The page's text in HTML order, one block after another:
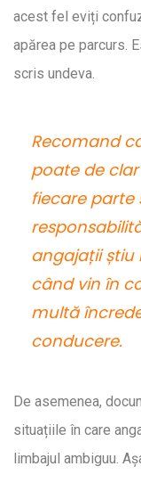
acest fel eviți
apărea pe parcurs.
scris undeva.
Recomand
poate de
fiecare parte
angajații știu
când vin în
multă
conducere.
De asemenea,
situațiile în care
limbajul ambiguu.